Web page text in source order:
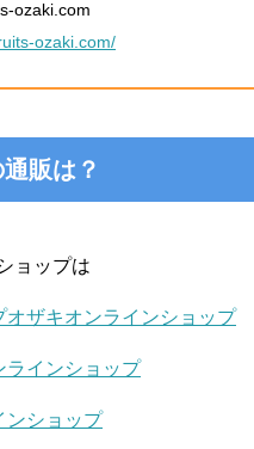
ozaki.com
ozaki.com/
販は？
ョップは
オザキオンラインショップ
ラインショップ
ンショップ